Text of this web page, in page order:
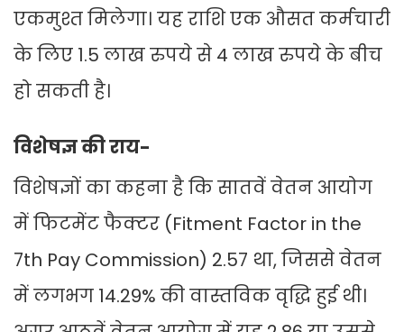
एकमुश्त मिलेगा। यह राशि एक औसत कर्मचारी
के लिए 1.5 लाख रुपये से 4 लाख रुपये के बीच
हो सकती है।
विशेषज्ञ की राय-
विशेषज्ञों का कहना है कि सातवें वेतन आयोग
में फिटमेंट फैक्टर (Fitment Factor in the
7th Pay Commission) 2.57 था, जिससे वेतन
में लगभग 14.29% की वास्तविक वृद्धि हुई थी।